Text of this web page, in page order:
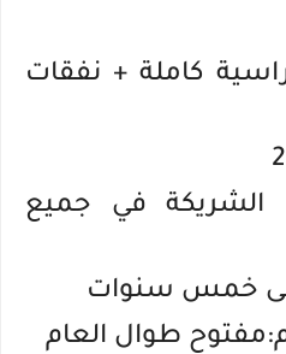
كاملة + نفقات
الشريكة في جميع
إلى خمس سنوات
طوال العام